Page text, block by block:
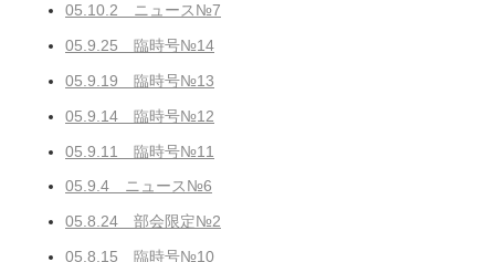
05.10.2 ニュース№7
05.9.25 臨時号№14
05.9.19 臨時号№13
05.9.14 臨時号№12
05.9.11 臨時号№11
05.9.4 ニュース№6
05.8.24 部会限定№2
05.8.15 臨時号№10